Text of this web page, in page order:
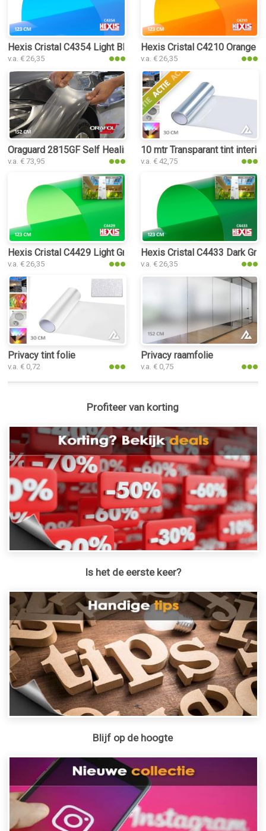
Hexis Cristal C4354 Light Blue folie
v.a. € 26,35
Hexis Cristal C4210 Orange
v.a. € 26,35
Oraguard 2815GF Self Healing PPF folie
v.a. € 73,95
10 mtr Transparant tint
v.a. € 42,75
Hexis Cristal C4429 Light Green folie
v.a. € 26,35
Hexis Cristal C4433 Dark
v.a. € 26,35
Privacy tint folie
v.a. € 0,72
Privacy raamfolie
v.a. € 0,75
Profiteer van korting
Is het de eerste keer?
Blijf op de hoogte